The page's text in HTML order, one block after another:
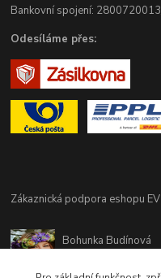
Bankovní spojení:
Odesíláme přes:
Zákaznická podpora eshopu
Bohunka Budínová
(Po-Pá - 9:00-